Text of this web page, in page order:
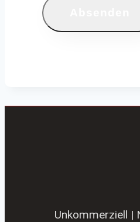
Unkommerziell |